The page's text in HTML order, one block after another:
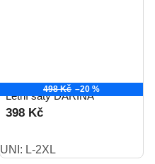
498 Kč –20 %
Letní šaty DARINA
398 Kč
UNI: L-2XL